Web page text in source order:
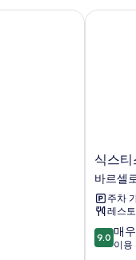
식
스
티
스
람
블
라
식스
바르셀
주차
레스
10
점
9.0 매
이용
식스티